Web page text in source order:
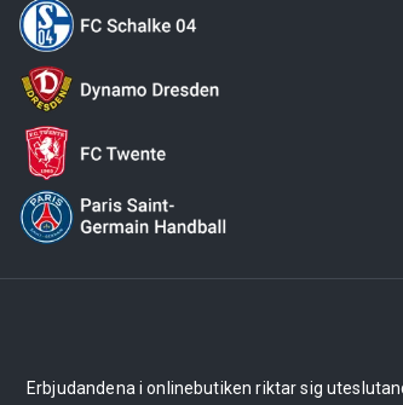
Erbjudandena i onlinebutiken riktar sig